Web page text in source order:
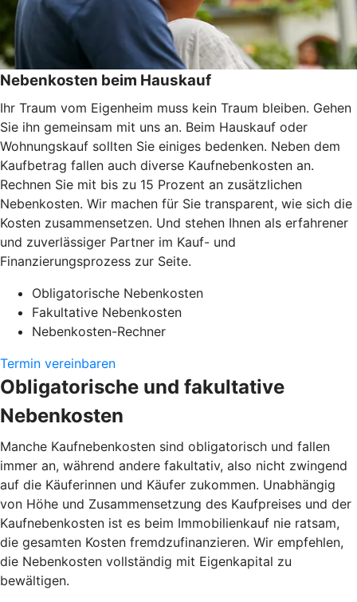
Nebenkosten beim Hauskauf
Ihr Traum vom Eigenheim muss kein Traum bleiben. Gehen
Sie ihn gemeinsam mit uns an. Beim Hauskauf oder
Wohnungskauf sollten Sie einiges bedenken. Neben dem
Kaufbetrag fallen auch diverse Kaufnebenkosten an.
Rechnen Sie mit bis zu 15 Prozent an zusätzlichen
Nebenkosten. Wir machen für Sie transparent, wie sich die
Kosten zusammensetzen. Und stehen Ihnen als erfahrener
und zuverlässiger Partner im Kauf- und
Finanzierungsprozess zur Seite.
Obligatorische Nebenkosten
Fakultative Nebenkosten
Nebenkosten-Rechner
Termin vereinbaren
Obligatorische und fakultative
Nebenkosten
Manche Kaufnebenkosten sind obligatorisch und fallen
immer an, während andere fakultativ, also nicht zwingend
auf die Käuferinnen und Käufer zukommen. Unabhängig
von Höhe und Zusammensetzung des Kaufpreises und der
Kaufnebenkosten ist es beim Immobilienkauf nie ratsam,
die gesamten Kosten fremdzufinanzieren. Wir empfehlen,
die Nebenkosten vollständig mit Eigenkapital zu
bewältigen.